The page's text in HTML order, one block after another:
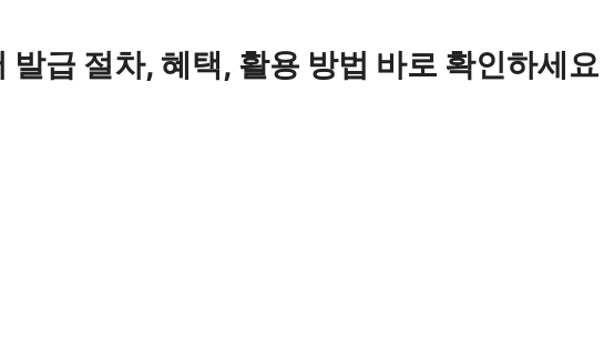
발급 절차, 혜택, 활용 방법 바로 확인하세요